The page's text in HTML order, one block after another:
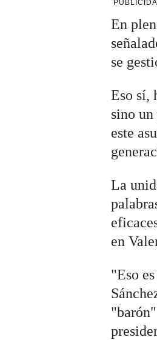
En
se
Eso sí,
sino
este
La
en
"Eso